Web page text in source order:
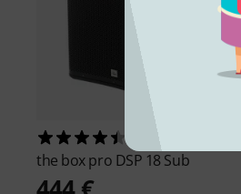
the box pro DSP 18 Sub